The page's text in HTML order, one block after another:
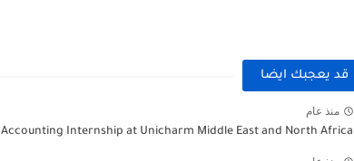
قد يعجبك ايضا
منذ عام
Accounting Internship at Unicharm Middle East and North Africa